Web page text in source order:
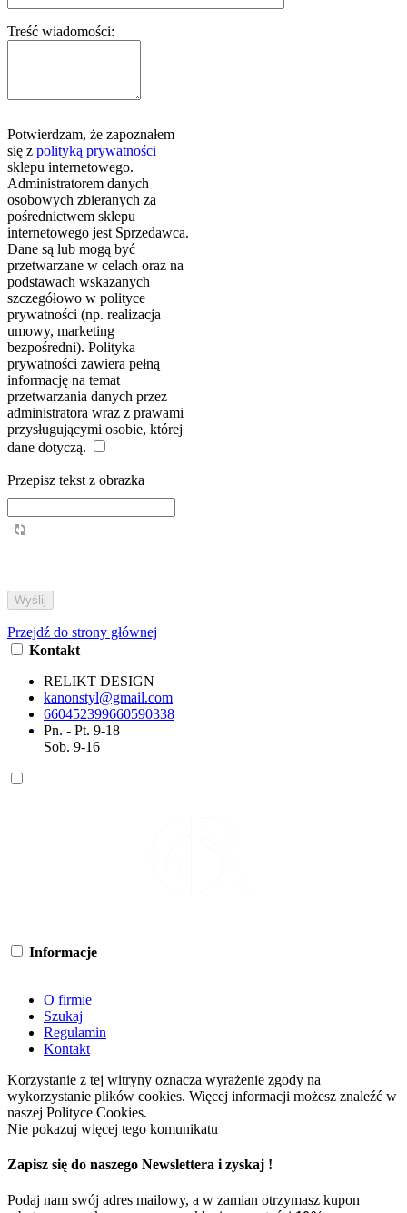
Treść wiadomości:
Potwierdzam, że zapoznałem
się z polityką prywatności
sklepu internetowego.
Administratorem danych
osobowych zbieranych za
pośrednictwem sklepu
internetowego jest Sprzedawca.
Dane są lub mogą być
przetwarzane w celach oraz na
podstawach wskazanych
szczegółowo w polityce
prywatności (np. realizacja
umowy, marketing
bezpośredni). Polityka
prywatności zawiera pełną
informację na temat
przetwarzania danych przez
administratora wraz z prawami
przysługującymi osobie, której
dane dotyczą.
Przepisz tekst z obrazka
Przejdź do strony głównej
Kontakt
RELIKT DESIGN
kanonstyl@gmail.com
660452399660590338
Pn. - Pt. 9-18
Sob. 9-16
‎Informacje
O firmie
Szukaj
Regulamin
Kontakt
Korzystanie z tej witryny oznacza wyrażenie zgody na
wykorzystanie plików cookies. Więcej informacji możesz znaleźć w
naszej Polityce Cookies.
Nie pokazuj więcej tego komunikatu
Zapisz się do naszego Newslettera i zyskaj !
Podaj nam swój adres mailowy, a w zamian otrzymasz kupon